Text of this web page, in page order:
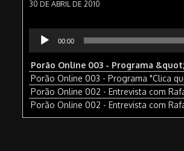
30 DE ABRIL DE 2010
Tocador
00:00